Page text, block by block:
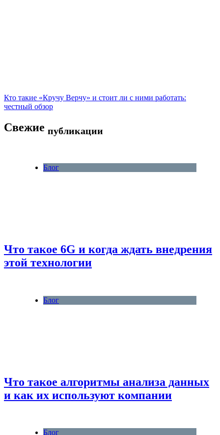
Кто такие «Кручу Верчу» и стоит ли с ними работать:
честный обзор
Свежие публикации
Блог
Что такое 6G и когда ждать внедрения
этой технологии
Блог
Что такое алгоритмы анализа данных
и как их используют компании
Блог